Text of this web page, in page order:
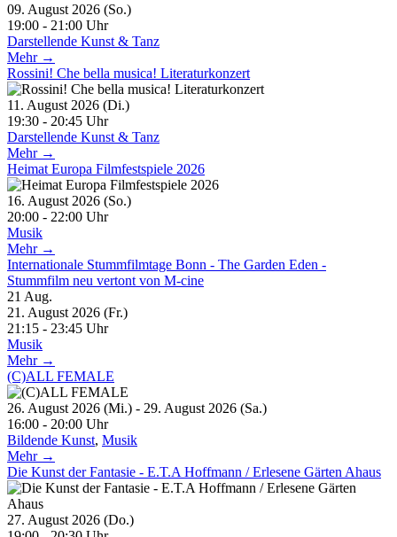
09. August 2026 (So.)
19:00 - 21:00 Uhr
Darstellende Kunst & Tanz
Mehr →
Rossini! Che bella musica! Literaturkonzert
11. August 2026 (Di.)
19:30 - 20:45 Uhr
Darstellende Kunst & Tanz
Mehr →
Heimat Europa Filmfestspiele 2026
16. August 2026 (So.)
20:00 - 22:00 Uhr
Musik
Mehr →
Internationale Stummfilmtage Bonn - The Garden Eden -
Stummfilm neu vertont von M-cine
21 Aug.
21. August 2026 (Fr.)
21:15 - 23:45 Uhr
Musik
Mehr →
(C)ALL FEMALE
26. August 2026 (Mi.) - 29. August 2026 (Sa.)
16:00 - 20:00 Uhr
Bildende Kunst, Musik
Mehr →
Die Kunst der Fantasie - E.T.A Hoffmann / Erlesene Gärten Ahaus
27. August 2026 (Do.)